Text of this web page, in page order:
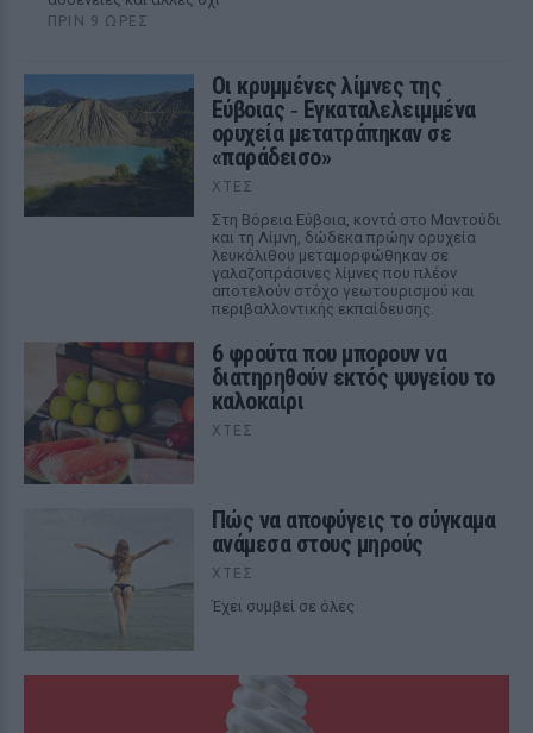
ΠΡΙΝ 9 ΏΡΕΣ
Οι κρυμμένες λίμνες της
Εύβοιας ‑ Εγκαταλελειμμένα
ορυχεία μετατράπηκαν σε
«παράδεισο»
ΧΤΕΣ
Στη Βόρεια Εύβοια, κοντά στο Μαντούδι
και τη Λίμνη, δώδεκα πρώην ορυχεία
λευκόλιθου μεταμορφώθηκαν σε
γαλαζοπράσινες λίμνες που πλέον
αποτελούν στόχο γεωτουρισμού και
περιβαλλοντικής εκπαίδευσης.
6 φρούτα που μπορουν να
διατηρηθούν εκτός ψυγείου το
καλοκαίρι
ΧΤΕΣ
Πώς να αποφύγεις το σύγκαμα
ανάμεσα στους μηρούς
ΧΤΕΣ
Έχει συμβεί σε όλες